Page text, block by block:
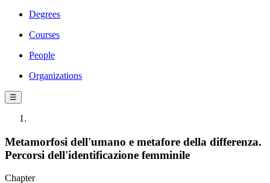
Degrees
Courses
People
Organizations
☰
Metamorfosi dell'umano e metafore della differenza.
Percorsi dell'identificazione femminile
Chapter